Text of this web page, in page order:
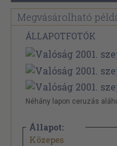
Megvásárolható
ÁLLAPOTFOTÓK
Néhány lapon ceruzás
Állapot:
Közepes
840 Ft